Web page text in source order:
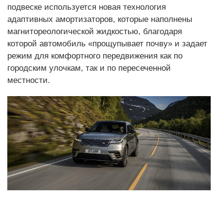
подвеске используется новая технология
адаптивных амортизаторов, которые наполнены
магнитореологической жидкостью, благодаря
которой автомобиль «прощупывает почву» и задает
режим для комфортного передвижения как по
городским улочкам, так и по пересеченной
местности.